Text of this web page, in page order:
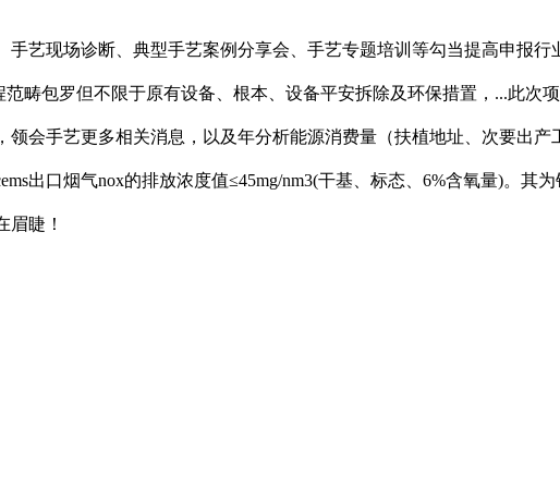
现场诊断、典型手艺案例分享会、手艺专题培训等勾当提高申报行
畴包罗但不限于原有设备、根本、设备平安拆除及环保措置，...此次
会手艺更多相关消息，以及年分析能源消费量（扶植地址、次要出
出口烟气nox的排放浓度值≤45mg/nm3(干基、标态、6%含氧量)。
眉睫！